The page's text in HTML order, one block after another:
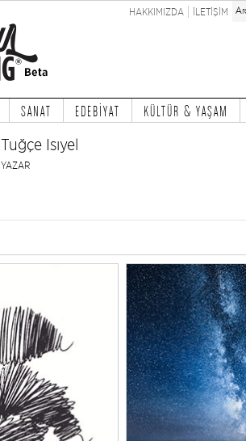
HAKKIMIZDA İLETİŞİM
SANAT EDEBİYAT KÜLTÜR & YAŞAM
Tuğçe Isıyel
YAZAR